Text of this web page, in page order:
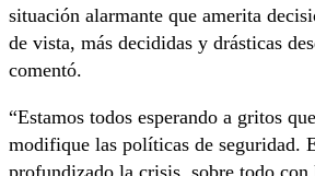
situación alarmante que amerita
de vista, más decididas y drásticas
comentó.
“Estamos todos esperando a gritos
modifique las políticas de seguridad.
profundizado la crisis, sobre todo con